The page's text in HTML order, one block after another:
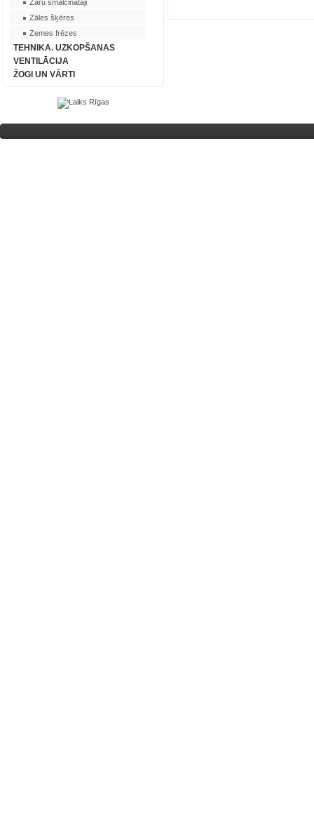
Zaru smalcinātāji
Zāles šķēres
Zemes frēzes
TEHNIKA. UZKOPŠANAS
VENTILĀCIJA
ŽOGI UN VĀRTI